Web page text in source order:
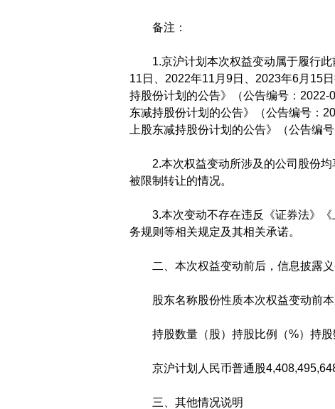
备注：
1.京沪计划本次权益变动属于履行此
11日、2022年11月9日、2023年6月15
持股份计划的公告》（公告编号：
东减持股份计划的公告》（公告编号：
上股东减持股份计划的公告》（公告编
2.本次权益变动所涉及的公司股份均
被限制转让的情况。
3.本次变动不存在违反《证券法》《
务规则等相关规定及其相关承诺。
二、本次权益变动前后，信息披露义
股东名称股份性质本次权益变动前本
持股数量（股）持股比例（%）持股
京沪计划人民币普通股
三、其他情况说明